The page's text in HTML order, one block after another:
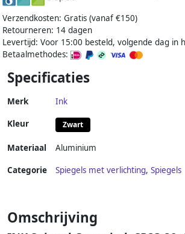
Verzendkosten: Gratis (vanaf €150)
Retourneren: 14 dagen
Levertijd: Voor 15:00 besteld, volgende dag in
Betaalmethodes:
Specificaties
Merk Ink
Kleur Zwart
Materiaal Aluminium
Categorie Spiegels met verlichting, Spiegels
Omschrijving